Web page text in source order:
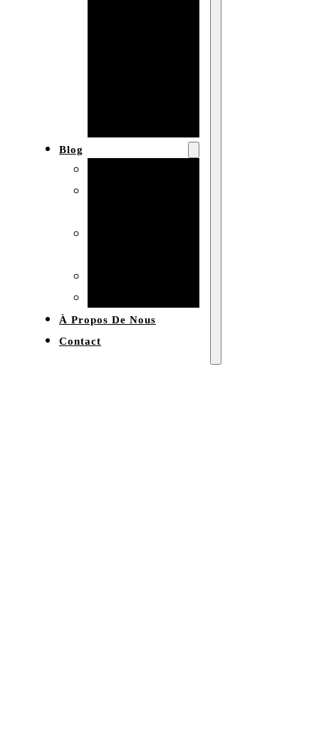
Blog
À Propos De Nous
Contact